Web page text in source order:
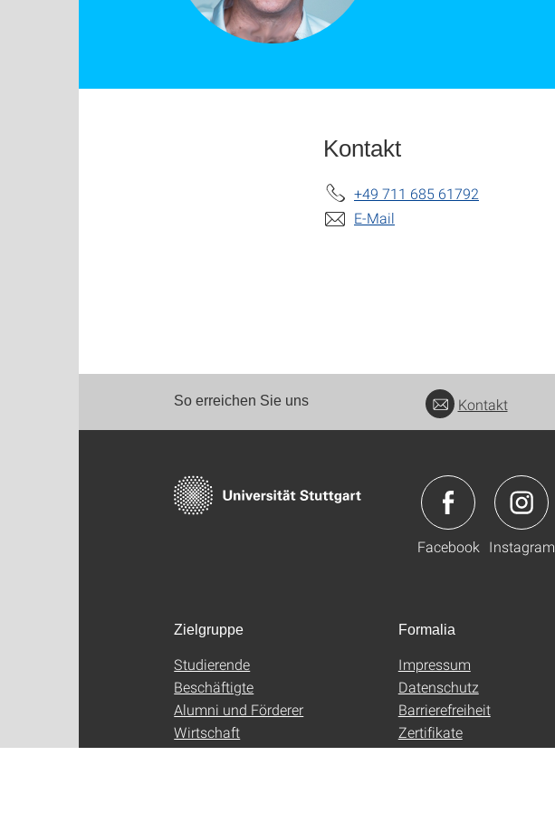
Kontakt
+49 711 685 61792
E-Mail
So erreichen Sie uns Kontakt
Facebook Instagram
Zielgruppe
Studierende
Beschäftigte
Alumni und Förderer
Wirtschaft
Formalia
Impressum
Datenschutz
Barrierefreiheit
Zertifikate